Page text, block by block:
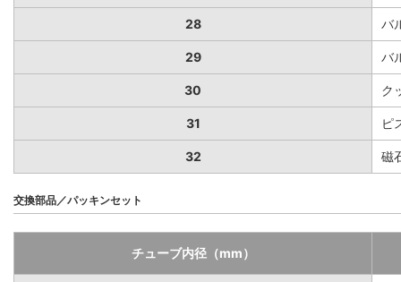
28 バ
29 バ
30 ク
31 ピ
32 磁
交換部品／パッキンセット
チューブ内径（mm）